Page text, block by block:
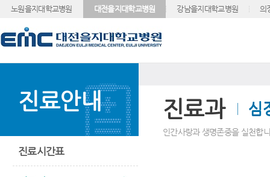
노원을지대학교병원 대전을지대학교병원 강남을지대학교병원 의
진료안내
진료시간표
진료과 심
인간사랑과 생명존중을 실천합